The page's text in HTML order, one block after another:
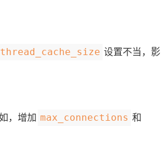
​thread_cache_size​ ​设置不当，影
，增加​ ​max_connections​ ​​和​